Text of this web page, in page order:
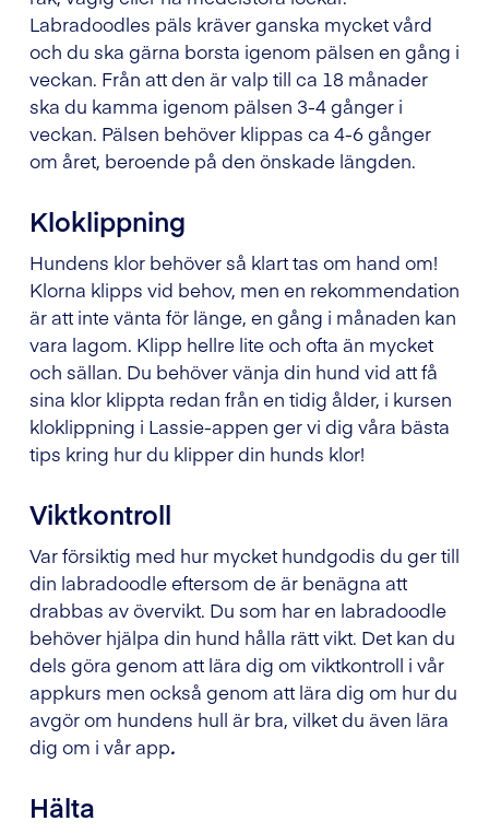
Labradoodles päls kräver ganska mycket vård
och du ska gärna borsta igenom pälsen en gång i
veckan. Från att den är valp till ca 18 månader
ska du kamma igenom pälsen 3-4 gånger i
veckan. Pälsen behöver klippas ca 4-6 gånger
om året, beroende på den önskade längden.
Kloklippning
Hundens klor behöver så klart tas om hand om!
Klorna klipps vid behov, men en rekommendation
är att inte vänta för länge, en gång i månaden kan
vara lagom. Klipp hellre lite och ofta än mycket
och sällan. Du behöver vänja din hund vid att få
sina klor klippta redan från en tidig ålder, i kursen
kloklippning i Lassie-appen ger vi dig våra bästa
tips kring hur du klipper din hunds klor!
Viktkontroll
Var försiktig med hur mycket hundgodis du ger till
din labradoodle eftersom de är benägna att
drabbas av övervikt. Du som har en labradoodle
behöver hjälpa din hund hålla rätt vikt. Det kan du
dels göra genom att lära dig om viktkontroll i vår
appkurs men också genom att lära dig om hur du
avgör om hundens hull är bra, vilket du även lära
dig om i vår app.
Hälta